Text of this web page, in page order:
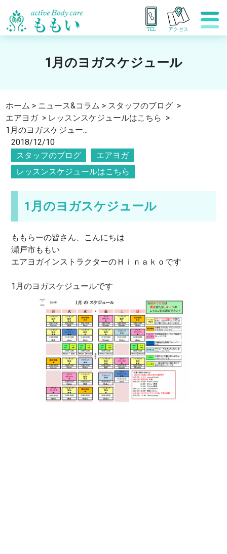
TEL アクセス
1月のヨガスケジュール
ホーム > ニュース&コラム > スタッフのブログ >
エアヨガ > レッスンスケジュールはこちら >
1月のヨガスケジュー...
2018/12/10
スタッフのブログ
エアヨガ
レッスンスケジュールはこちら
1月のヨガスケジュール
ももらーの皆さん、こんにちは
瀬戸市ももい
エアヨガインストラクターのＨｉｎａｋｏです
1月のヨガスケジュールです